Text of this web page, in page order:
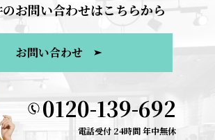
お問い合わせはこちらから
お問い合わせ
0120-139-692
電話受付 24時間 年中無休